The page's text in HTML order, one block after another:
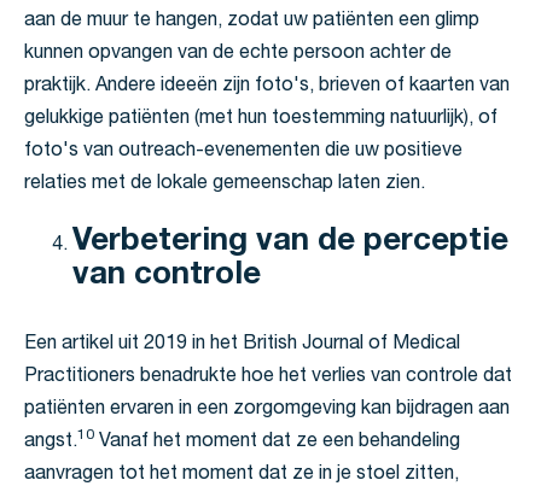
aan de muur te hangen, zodat uw patiënten een glimp
kunnen opvangen van de echte persoon achter de
praktijk. Andere ideeën zijn foto's, brieven of kaarten van
gelukkige patiënten (met hun toestemming natuurlijk), of
foto's van outreach-evenementen die uw positieve
relaties met de lokale gemeenschap laten zien.
Verbetering van de perceptie
van controle
Een artikel uit 2019 in het British Journal of Medical
Practitioners benadrukte hoe het verlies van controle dat
patiënten ervaren in een zorgomgeving kan bijdragen aan
angst.10 Vanaf het moment dat ze een behandeling
aanvragen tot het moment dat ze in je stoel zitten,